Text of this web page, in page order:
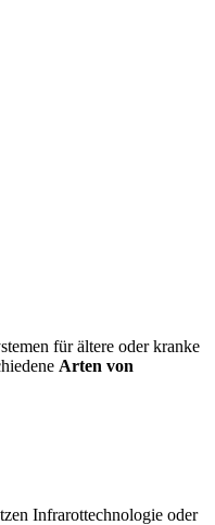
für ältere oder kranke
Arten von
Infrarottechnologie oder